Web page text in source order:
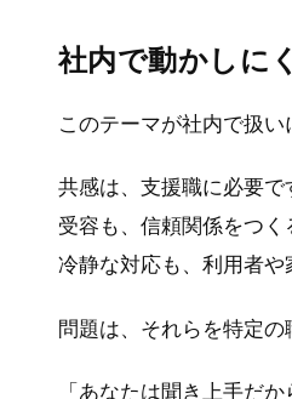
社内で動かしに
このテーマが社内で扱
共感は、支援職に必要で
受容も、信頼関係をつく
冷静な対応も、利用者
問題は、それらを特定
「あなたは聞き上手だか